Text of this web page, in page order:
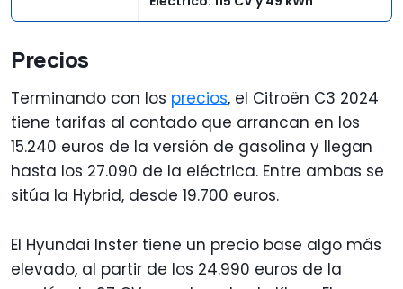
Precios
Terminando con los precios, el Citroën C3 2024
tiene tarifas al contado que arrancan en los
15.240 euros de la versión de gasolina y llegan
hasta los 27.090 de la eléctrica. Entre ambas se
sitúa la Hybrid, desde 19.700 euros.
El Hyundai Inster tiene un precio base algo más
elevado, al partir de los 24.990 euros de la